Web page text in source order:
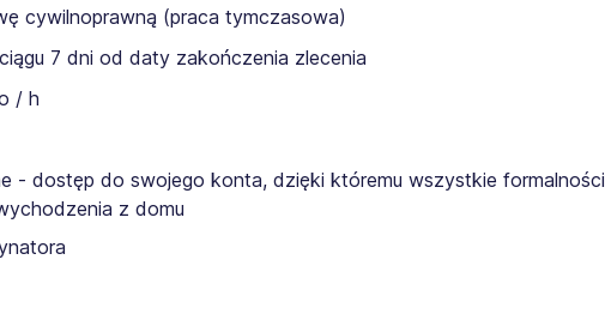
cywilnoprawną (praca tymczasowa)
7 dni od daty zakończenia zlecenia
/ h
- dostęp do swojego konta, dzięki któremu wszystkie formalności
z domu